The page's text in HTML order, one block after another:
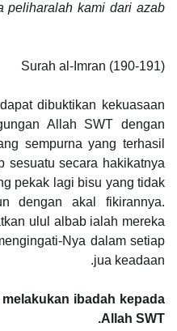
peliharalah kami dari azab
Surah al-Imran (190-191)
dibuktikan kekuasaan
Allah SWT dengan
sempurna yang terhasil
sesuatu secara hakikatnya
pekak lagi bisu yang tidak
dengan akal fikirannya.
ulul albab ialah mereka
Nya dalam setiap
jua keadaan.
ibadah kepada
Allah SWT.